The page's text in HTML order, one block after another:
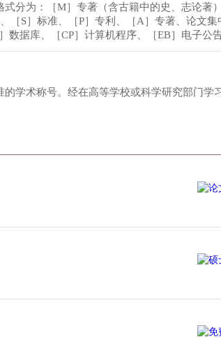
分为：［M］专著（含古籍中的史、志论著
［S］标准、［P］专利、［A］专著、论文
据库、［CP］计算机程序、［EB］电子公告
学术称号。经在高等学校或科学研究部门学